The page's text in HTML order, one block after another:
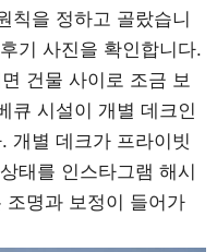
칙을 정하고 골랐습니
기 사진을 확인합니다.
건물 사이로 조금 보
큐 시설이 개별 데크인
개별 데크가 프라이빗
태를 인스타그램 해시
명과 보정이 들어가